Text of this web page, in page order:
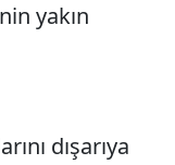
yakın
dışarıya